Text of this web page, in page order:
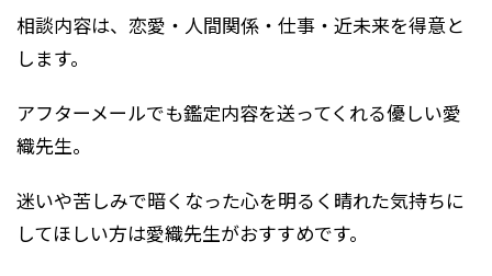
相談内容は、恋愛・人間関係・仕事・近未来を得意と
します。
アフターメールでも鑑定内容を送ってくれる優しい愛
織先生。
迷いや苦しみで暗くなった心を明るく晴れた気持ちに
してほしい方は愛織先生がおすすめです。